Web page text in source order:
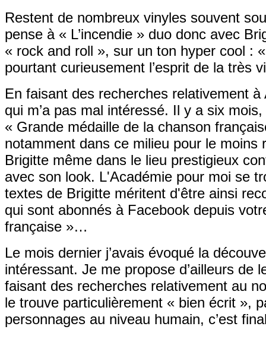
Restent de nombreux vinyles souvent
pense à « L’incendie » duo donc avec
« rock and roll », sur un ton hyper cool :
pourtant curieusement l’esprit de la très
En faisant des recherches relativement
qui m’a pas mal intéressé. Il y a six
« Grande médaille de la chanson
notamment dans ce milieu pour le
Brigitte même dans le lieu prestigieux
avec son look. L'Académie pour moi se
textes de Brigitte méritent d'être ainsi
qui sont abonnés à Facebook depuis
française »…
Le mois dernier j’avais évoqué la
intéressant. Je me propose d’ailleurs
faisant des recherches relativement au
le trouve particulièrement « bien écrit »,
personnages au niveau humain, c’est